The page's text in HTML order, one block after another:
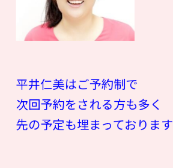
平井仁美はご予約制で
次回予約をされる方も多く
先の予定も埋まっております